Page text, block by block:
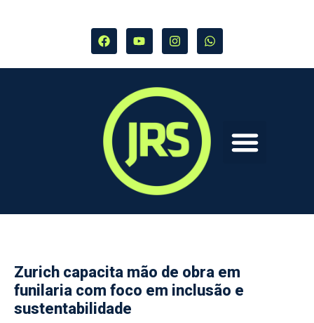
Zurich capacita mão de obra em
funilaria com foco em inclusão e
sustentabilidade